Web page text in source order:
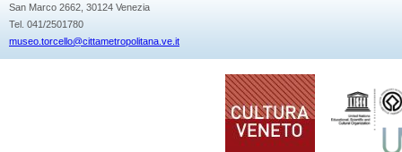
San Marco 2662, 30124 Venezia
Tel. 041/2501780
museo.torcello@cittametropolitana.ve.it